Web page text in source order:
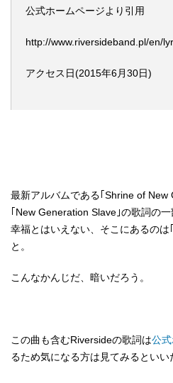
公式ホームページより引用
http://www.riversideband.pl/en/
アクセス日(2015年6月30日)
最新アルバムである｢Shrine of New
｢New Generation Slave｣の歌詞の
幸福とはいえない、そこにあるのは
と。
こんなかんじだ、暗いだろう。
この曲も含むRiversideの歌詞は公
るため気になる方は見てみるといい